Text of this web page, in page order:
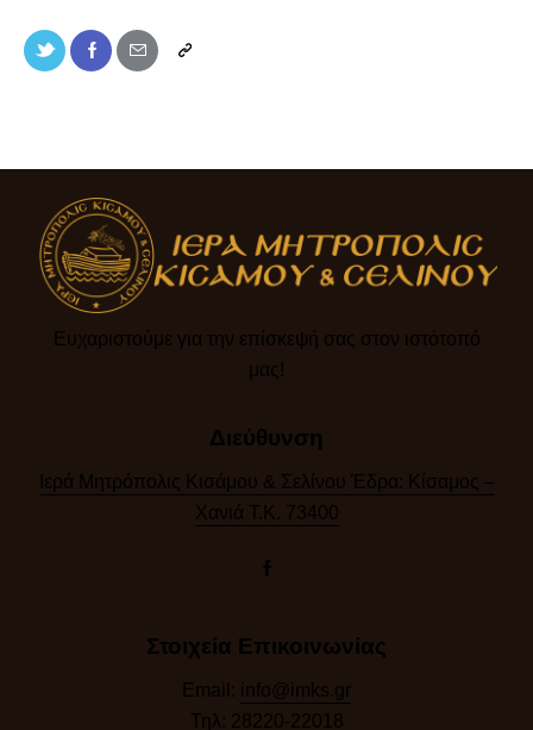
Ευχαριστούμε για την επίσκεψή σας στον ιστότοπό
μας!​
Διεύθυνση
Ιερά Μητρόπολις Κισάμου & Σελίνου Έδρα: Κίσαμος –
Χανιά Τ.Κ. 73400
Στοιχεία Επικοινωνίας
Email: info@imks.gr
Τηλ: 28220-22018